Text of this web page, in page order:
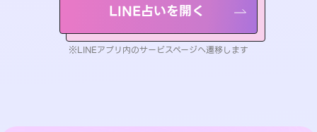
LINE占いを開く
※LINEアプリ内のサービスページへ遷移します